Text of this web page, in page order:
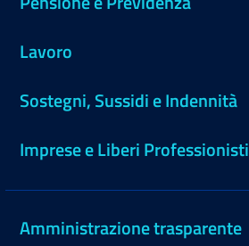
Lavoro
Sostegni, Sussidi e Indennità
Imprese e Liberi Professionisti
Amministrazione trasparente